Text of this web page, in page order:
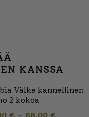
KANSSA
Välke kannellinen
2 kokoa
€ – 68,00 €